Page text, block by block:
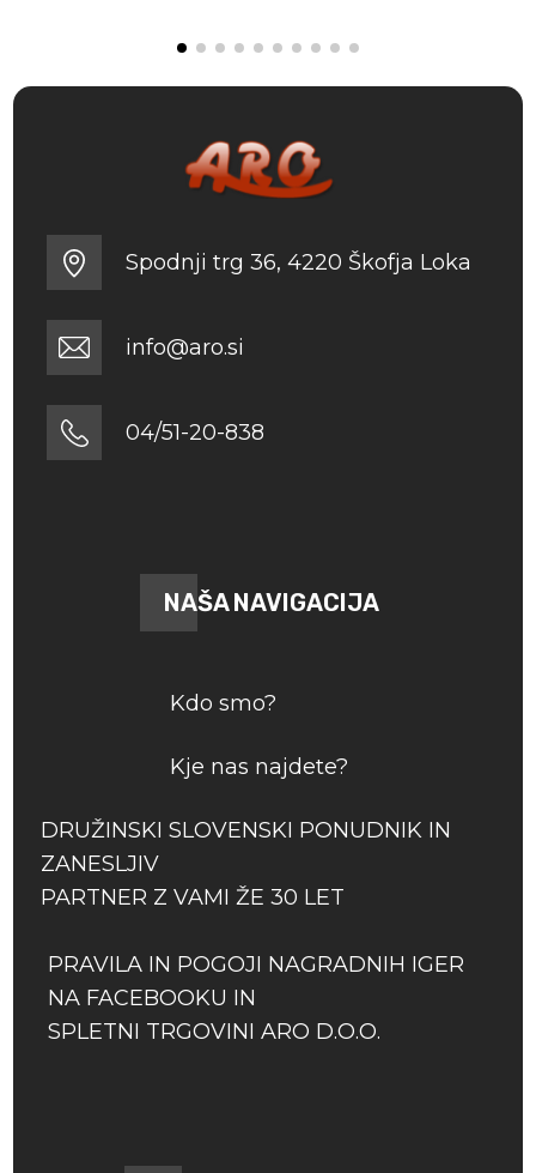
Spodnji trg 36, 4220 Škofja Loka
info@aro.si
04/51-20-838
NAŠA NAVIGACIJA
Kdo smo?
Kje nas najdete?
DRUŽINSKI SLOVENSKI PONUDNIK IN
ZANESLJIV
PARTNER Z VAMI ŽE 30 LET
PRAVILA IN POGOJI NAGRADNIH IGER
NA FACEBOOKU IN
SPLETNI TRGOVINI ARO D.O.O.